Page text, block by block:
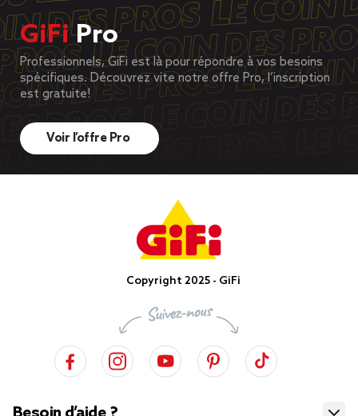
GiFiPro
Professionnels, GiFi est là pour répondre à vos besoins
spécifiques. Découvrez vite notre offre Pro, l’inscription
est gratuite!
Voir l’offre Pro
Copyright 2025 - GiFi